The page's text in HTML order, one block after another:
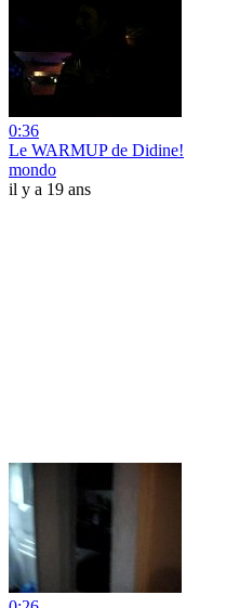
0:36
Le WARMUP de Didine!
mondo
il y a 19 ans